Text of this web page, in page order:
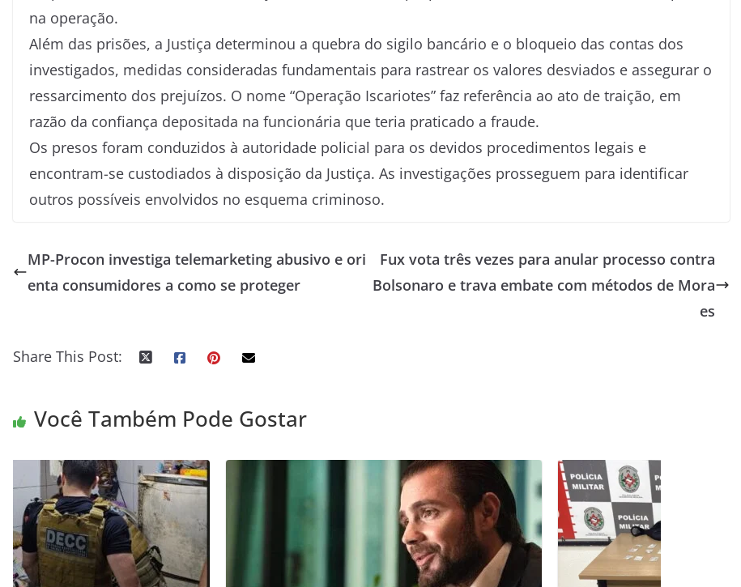
na operação.
Além das prisões, a Justiça determinou a quebra do sigilo bancário e o bloqueio das contas dos
investigados, medidas consideradas fundamentais para rastrear os valores desviados e assegurar o
ressarcimento dos prejuízos. O nome “Operação Iscariotes” faz referência ao ato de traição, em
razão da confiança depositada na funcionária que teria praticado a fraude.
Os presos foram conduzidos à autoridade policial para os devidos procedimentos legais e
encontram-se custodiados à disposição da Justiça. As investigações prosseguem para identificar
outros possíveis envolvidos no esquema criminoso.
MP-Procon investiga telemarketing abusivo e ori
enta consumidores a como se proteger
Fux vota três vezes para anular processo contra
Bolsonaro e trava embate com métodos de Mora
es
Share This Post:
Você Também Pode Gostar